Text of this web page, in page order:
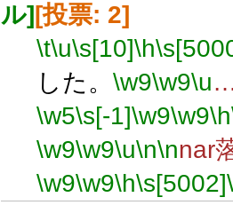
ル][投票: 2]
\t\u\s[10]\h
した。 \w9\w9\u
\w5\s[-1]\w9\w9\h
\w9\w9\u\n\nnar
\w9\w9\h\s[5002]